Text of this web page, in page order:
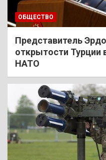
ОБЩЕСТВО
Представитель
открытости Турции
НАТО